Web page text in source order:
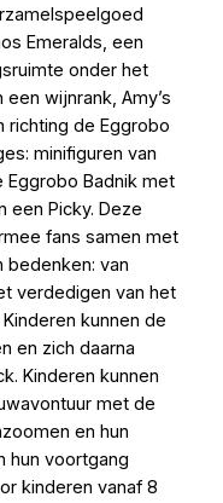
Emeralds, een
onder het
wijnrank, Amy’s
richting de Eggrobo
minifiguren van
Eggrobo Badnik met
een Picky. Deze
fans samen met
bedenken: van
verdedigen van het
kunnen de
en zich daarna
Kinderen kunnen
met de
en hun
hun voortgang
kinderen vanaf 8